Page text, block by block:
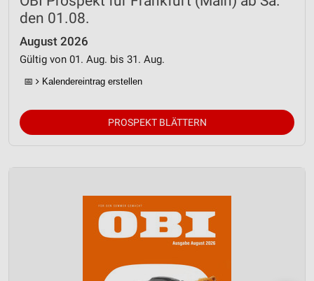
den 01.08.
August 2026
Gültig von 01. Aug. bis 31. Aug.
📅 Kalendereintrag erstellen
PROSPEKT BLÄTTERN